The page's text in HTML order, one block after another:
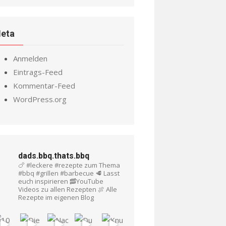
Anmelden
Eintrags-Feed
Kommentar-Feed
WordPress.org
dads.bbq.thats.bbq
🍗 #leckere #rezepte zum Thema
#bbq #grillen #barbecue 🥩 Lasst
euch inspirieren 🥓YouTube
Videos zu allen Rezepten 🍖 Alle
Rezepte im eigenen Blog